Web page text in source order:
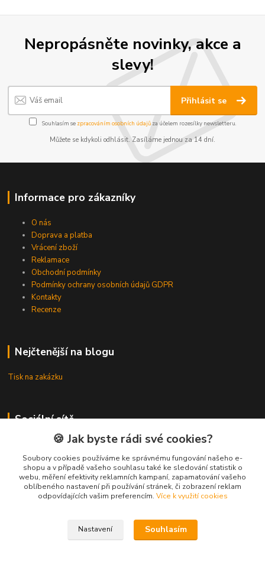
Nepropásněte novinky, akce a
slevy!
Přihlásit se
Souhlasím se zpracováním osobních údajůza účelem rozesílky newsletteru.
Můžete se kdykoli odhlásit. Zasíláme jednou za 14 dní.
Informace pro zákazníky
O nás
Doprava a platba
Vrácení zboží
Reklamace
Obchodní podmínky
Podmínky ochrany osobních údajů GDPR
Kontakty
Recenze
Nejčtenější na blogu
Tisk na zakázku
Sociální sítě
Facebook
🍪 Jak byste rádi své cookies?
Soubory cookies používáme ke správnému fungování našeho e-
shopu a v případě vašeho souhlasu také ke sledování statistik o
webu, měření efektivity reklamních kampaní, zapamatování vašeho
oblíbeného nastavení při používání stránek, či zobrazení reklam
odpovídajících vašim preferencím. Více k využití cookies
Nastavení Souhlasím